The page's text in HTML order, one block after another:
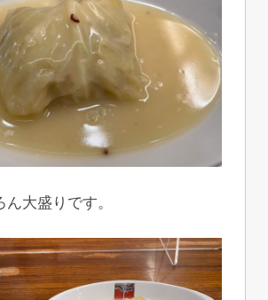
大盛りです。